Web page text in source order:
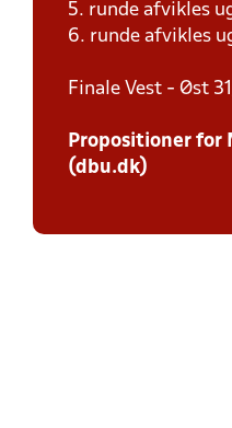
5. runde afvikles
6. runde afvikles
Finale Vest - Øst
Propositioner for
(dbu.dk)